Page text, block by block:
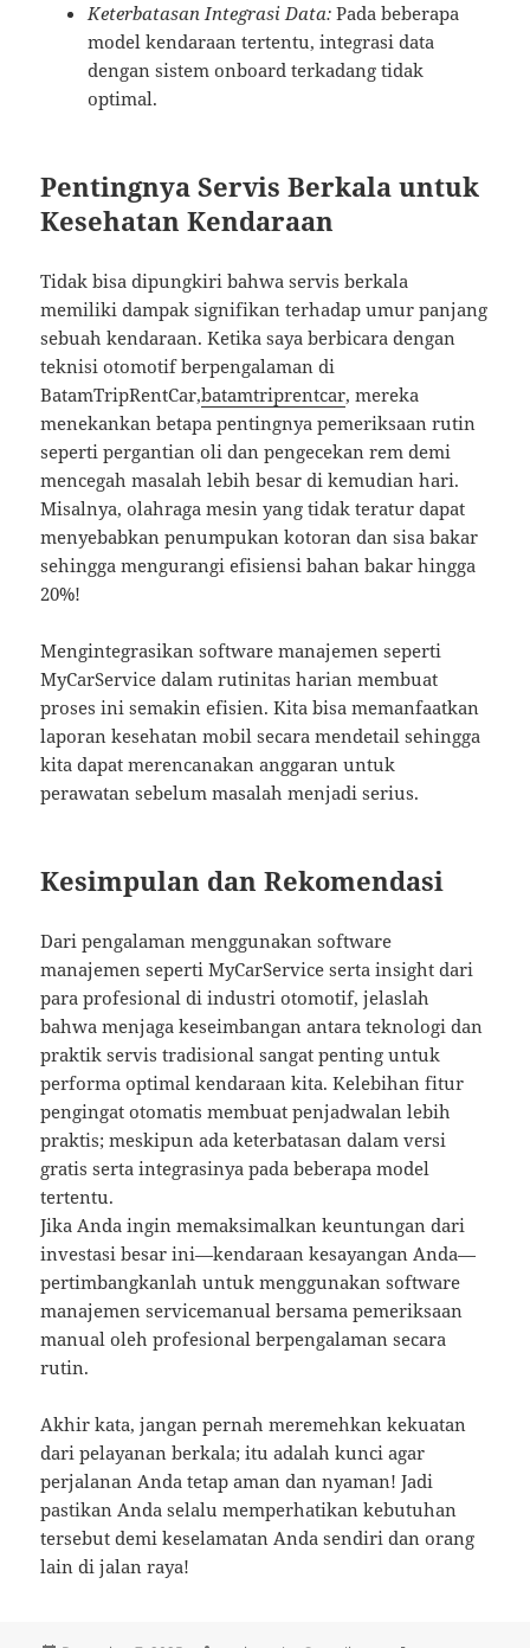
Keterbatasan Integrasi Data: Pada beberapa
model kendaraan tertentu, integrasi data
dengan sistem onboard terkadang tidak
optimal.
Pentingnya Servis Berkala untuk
Kesehatan Kendaraan
Tidak bisa dipungkiri bahwa servis berkala
memiliki dampak signifikan terhadap umur panjang
sebuah kendaraan. Ketika saya berbicara dengan
teknisi otomotif berpengalaman di
BatamTripRentCar,batamtriprentcar, mereka
menekankan betapa pentingnya pemeriksaan rutin
seperti pergantian oli dan pengecekan rem demi
mencegah masalah lebih besar di kemudian hari.
Misalnya, olahraga mesin yang tidak teratur dapat
menyebabkan penumpukan kotoran dan sisa bakar
sehingga mengurangi efisiensi bahan bakar hingga
20%!
Mengintegrasikan software manajemen seperti
MyCarService dalam rutinitas harian membuat
proses ini semakin efisien. Kita bisa memanfaatkan
laporan kesehatan mobil secara mendetail sehingga
kita dapat merencanakan anggaran untuk
perawatan sebelum masalah menjadi serius.
Kesimpulan dan Rekomendasi
Dari pengalaman menggunakan software
manajemen seperti MyCarService serta insight dari
para profesional di industri otomotif, jelaslah
bahwa menjaga keseimbangan antara teknologi dan
praktik servis tradisional sangat penting untuk
performa optimal kendaraan kita. Kelebihan fitur
pengingat otomatis membuat penjadwalan lebih
praktis; meskipun ada keterbatasan dalam versi
gratis serta integrasinya pada beberapa model
tertentu.
Jika Anda ingin memaksimalkan keuntungan dari
investasi besar ini—kendaraan kesayangan Anda—
pertimbangkanlah untuk menggunakan software
manajemen servicemanual bersama pemeriksaan
manual oleh profesional berpengalaman secara
rutin.
Akhir kata, jangan pernah meremehkan kekuatan
dari pelayanan berkala; itu adalah kunci agar
perjalanan Anda tetap aman dan nyaman! Jadi
pastikan Anda selalu memperhatikan kebutuhan
tersebut demi keselamatan Anda sendiri dan orang
lain di jalan raya!